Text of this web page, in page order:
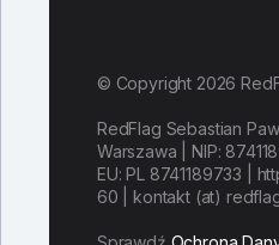
© Copyright 2026
RedFlag Sebastian
Warszawa | NIP:
EU: PL 8741189733 |
60 | kontakt (at)